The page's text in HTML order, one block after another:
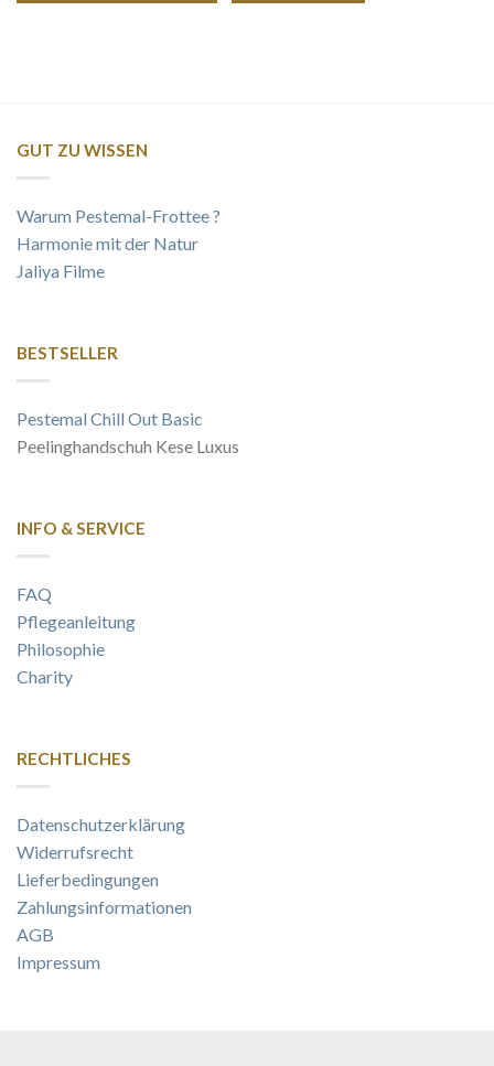
GUT ZU WISSEN
Warum Pestemal-Frottee ?
Harmonie mit der Natur
Jaliya Filme
BESTSELLER
Pestemal Chill Out Basic
Peelinghandschuh Kese Luxus
INFO & SERVICE
FAQ
Pflegeanleitung
Philosophie
Charity
RECHTLICHES
Datenschutzerklärung
Widerrufsrecht
Lieferbedingungen
Zahlungsinformationen
AGB
Impressum